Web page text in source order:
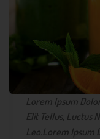
Lorem Ipsum
Elit Tellus, Luctus
Leo.Lorem Ipsum